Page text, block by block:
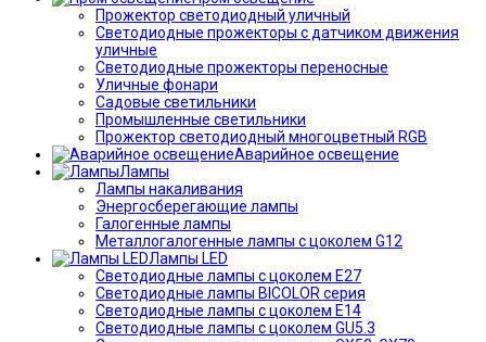
Прожектор светодиодный уличный
Светодиодные прожекторы с датчиком движения
уличные
Светодиодные прожекторы переносные
Уличные фонари
Садовые светильники
Промышленные светильники
Прожектор светодиодный многоцветный RGB
Аварийное освещение
Лампы
Лампы накаливания
Энергосберегающие лампы
Галогенные лампы
Металлогалогенные лампы с цоколем G12
Лампы LED
Светодиодные лампы с цоколем E27
Светодиодные лампы BICOLOR серия
Светодиодные лампы с цоколем E14
Светодиодные лампы с цоколем GU5.3